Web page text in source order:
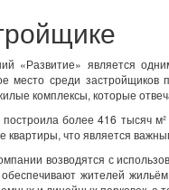
«Развитие» является
место среди застройщиков
комплексы, которые
построила более 416 тысяч
квартиры, что является
возводятся с
жителей